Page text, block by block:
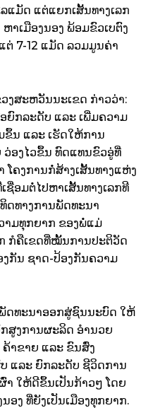
ແມັດ ແຕ່ແຍກເສັ້ນທາງເລກ
າເມືອງນອງ ພ້ອມຂົວເບຕົງ
ຕ່ 7-12 ແມັດ ລວມມູນຄ່າ
ງສະຫວັນນະເຂດ ກ່າວວ່າ:
ຍົກລະດັບ ແລະ ເພີ່ມຄວາມ
ຂຶ້ນ ແລະ ເຮັດໃຫ້ການ
ອງໄວຂຶ້ນ ທົດແທນຂົວອູ່ທີ່
ໂຄງການກໍ່ສ້າງເສັ້ນທາງແຫ່ງ
ອມຕໍ່ໄປຫາເສັ້ນທາງເລກທີ
ດທາງການພັດທະນາ
າມທຸກຍາກ ຂອງພໍ່ແມ່
ກໍຄືເຂດທີ່ໝັ້ນການປະຕິວັດ
ກັນ ຊາດ-ປ້ອງກັນຄວາມ
ດທະນາອອກສູ່ຊົນນະບົດ ໃຫ້
ສູງການຜະລິດ ອຳນວຍ
າຂາຍ ແລະ ຂົນສົ່ງ
ແລະ ຍົກລະດັບ ຊີວິດການ
າ ໃຫ້ດີຂຶ້ນເປັນກ້າວໆ ໂດຍ
ອງ ທີ່ຍັງເປັນເມືອງທຸກຍາກ.